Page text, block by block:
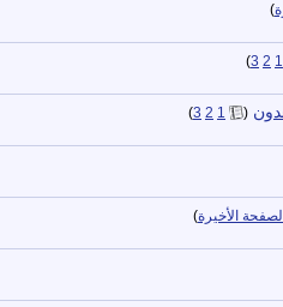
)
1
2
3
)
(
1
2
3
)
الأخيرة)